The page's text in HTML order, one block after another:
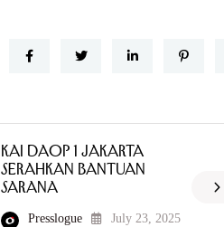
KAI Daop 1 Jakarta
Serahkan Bantuan
Sarana
Presslogue July 23, 2025